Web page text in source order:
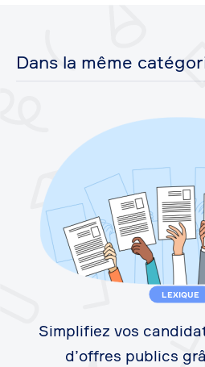
Dans la même
LEXIQUE
Simplifiez vos
d’offres publics